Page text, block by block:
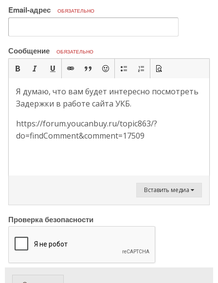
Email-адрес ОБЯЗАТЕЛЬНО
Сообщение ОБЯЗАТЕЛЬНО
Я думаю, что вам будет интересно посмотреть
Задержки в работе сайта УКБ.
https://forum.youcanbuy.ru/topic863/?
do=findComment&comment=17509
Вставить медиа
Проверка безопасности